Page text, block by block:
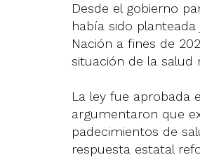
Desde el gobierno
había sido
Nación a fines de
situación de la salud
La ley fue aprobada
argumentaron que
padecimientos de
respuesta estatal